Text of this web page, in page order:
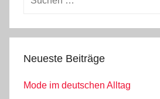
Neueste Beiträge
Mode im deutschen Alltag